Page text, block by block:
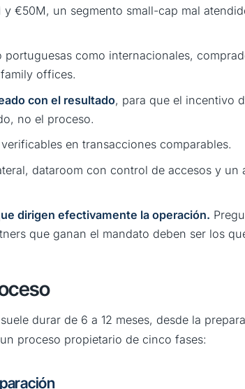
€50M, un segmento small-cap mal
portuguesas como internacionales,
offices.
con el resultado, para que el incentivo
no el proceso.
en transacciones comparables.
dataroom con control de accesos y un
dirigen efectivamente la operación.
que ganan el mandato deben ser los
durar de 6 a 12 meses, desde la
proceso propietario de cinco fases: